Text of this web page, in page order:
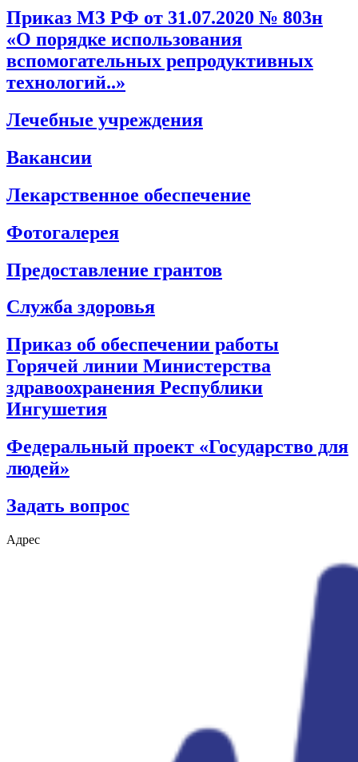
Приказ МЗ РФ от 31.07.2020 № 803н
«О порядке использования
вспомогательных репродуктивных
технологий..»
Лечебные учреждения
Вакансии
Лекарственное обеспечение
Фотогалерея
Предоставление грантов
Служба здоровья
Приказ об обеспечении работы
Горячей линии Министерства
здравоохранения Республики
Ингушетия
Федеральный проект «Государство для
людей»
Задать вопрос
Адрес